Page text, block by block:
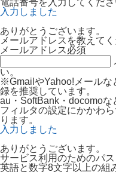
入力しました
ありがとうございます。
メールアドレスを教えてく
メールアドレス必須
い。
※GmailやYahoo!メールな
録を推奨しています。
au・SoftBank・docomo
フィルタの設定にかかわ
ります。
入力しました
ありがとうございます。
サービス利用のためのパ
英語と数字8文字以上の組